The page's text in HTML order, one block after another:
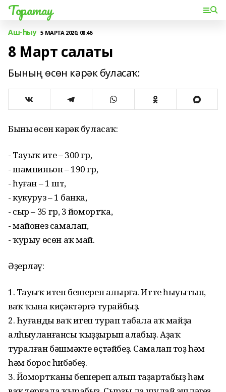
Торатау
Аш-һыу 5 МАРТА 2020, 08:46
8 Март салаты
Бының өсөн кәрәк буласаҡ:
Бының өсөн кәрәк буласаҡ:
- Тауыҡ ите – 300 гр,
- шампиньон – 190 гр,
- һуған – 1 шт,
- кукуруз – 1 банка,
- сыр – 35 гр, 3 йомортҡа,
- майонез самалап,
- ҡурыу өсөн аҡ май.
Әҙерләү:
1. Тауыҡ итен бешереп алырға. Итте һыуытып,
ваҡ ҡына киҫәктәргә турайбыҙ.
2. Һуғанды ваҡ итеп турап табала аҡ майҙа
алһыуланғансы ҡыҙҙырып алабыҙ. Аҙаҡ
туралған бәшмәкте өҫтәйбеҙ. Самалап тоҙ һәм
һәм борос һибәбеҙ.
3. Йомортҡаны бешереп алып таҙартабыҙ һәм